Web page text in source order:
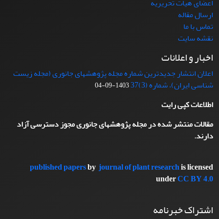
ارسال مقاله
تماس با ما
نقشه سایت
اخبار و اعلانات
اعلان انتشار جدیدترین شماره مجله پژوهشهای جانوری (مجله زیست
شناسی ایران)، شماره (3)37
1403-09-04
اطلاعات کپی رایت
مقالات منتشر شده در مجله پژوهشهای جانوری مجوز دسترسی آزاد
دارند.
published papersbyjournal of plant researchis licensed
underCC BY 4.0
اشتراک خبرنامه